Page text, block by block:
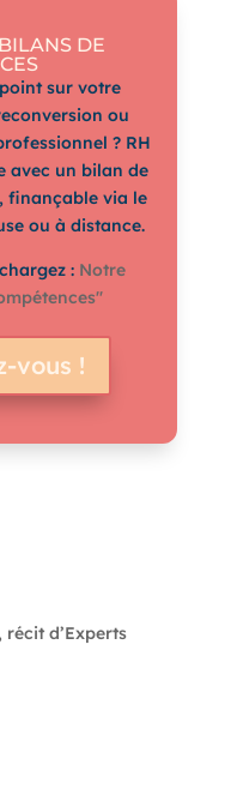
DE
sur votre
ou
? RH
avec un bilan de
finançable via le
ou à distance.
: Notre
vous !
d’Experts